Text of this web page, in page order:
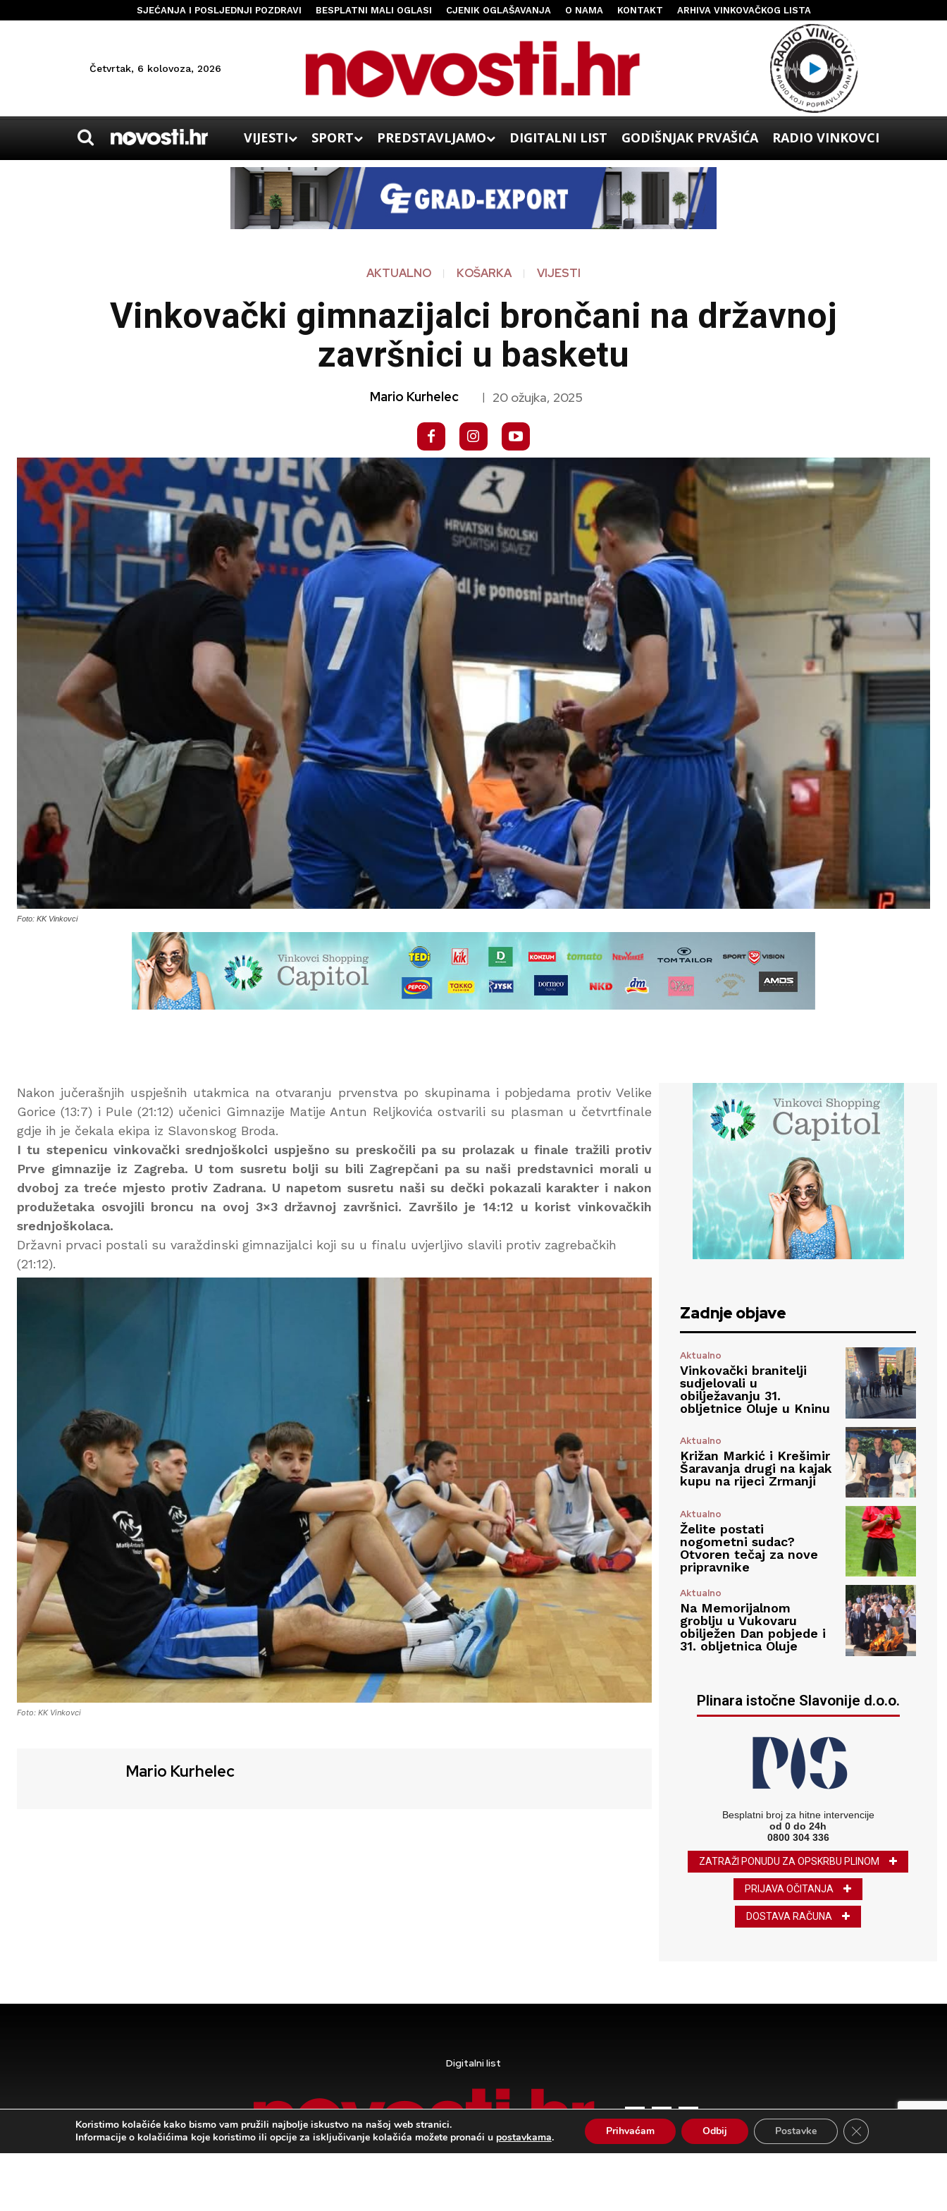
SJEĆANJA I POSLJEDNJI POZDRAVI BESPLATNI MALI OGLASI CJENIK OGLAŠAVANJA O NAMA KONTAKT ARHIVA VINKOVAČKOG LISTA
Četvrtak, 6 kolovoza, 2026
VIJESTI SPORT PREDSTAVLJAMO DIGITALNI LIST GODIŠNJAK PRVAŠIĆA RADIO VINKOVCI
AKTUALNO KOŠARKA VIJESTI
Vinkovački gimnazijalci brončani na državnoj
završnici u basketu
Mario Kurhelec | 20 ožujka, 2025
Foto: KK Vinkovci
Nakon jučerašnjih uspješnih utakmica na otvaranju prvenstva po skupinama i pobjedama protiv Velike
Gorice (13:7) i Pule (21:12) učenici Gimnazije Matije Antun Reljkovića ostvarili su plasman u četvrtfinale
gdje ih je čekala ekipa iz Slavonskog Broda.
I tu stepenicu vinkovački srednjoškolci uspješno su preskočili pa su prolazak u finale tražili protiv
Prve gimnazije iz Zagreba. U tom susretu bolji su bili Zagrepčani pa su naši predstavnici morali u
dvoboj za treće mjesto protiv Zadrana. U napetom susretu naši su dečki pokazali karakter i nakon
produžetaka osvojili broncu na ovoj 3×3 državnoj završnici. Završilo je 14:12 u korist vinkovačkih
srednjoškolaca.
Državni prvaci postali su varaždinski gimnazijalci koji su u finalu uvjerljivo slavili protiv zagrebačkih
(21:12).
Foto: KK Vinkovci
Mario Kurhelec
Zadnje objave
Aktualno
Vinkovački branitelji
sudjelovali u
obilježavanju 31.
obljetnice Oluje u Kninu
Aktualno
Križan Markić i Krešimir
Šaravanja drugi na kajak
kupu na rijeci Zrmanji
Aktualno
Želite postati
nogometni sudac?
Otvoren tečaj za nove
pripravnike
Aktualno
Na Memorijalnom
groblju u Vukovaru
obilježen Dan pobjede i
31. obljetnica Oluje
Plinara istočne Slavonije d.o.o.
Besplatni broj za hitne intervencije
od 0 do 24h
0800 304 336
ZATRAŽI PONUDU ZA OPSKRBU PLINOM
PRIJAVA OČITANJA
DOSTAVA RAČUNA
Digitalni list
Koristimo kolačiće kako bismo vam pružili najbolje iskustvo na našoj web stranici.
Informacije o kolačićima koje koristimo ili opcije za isključivanje kolačića možete pronaći u postavkama. Prihvaćam Odbij Postavke Close GDPR Cookie